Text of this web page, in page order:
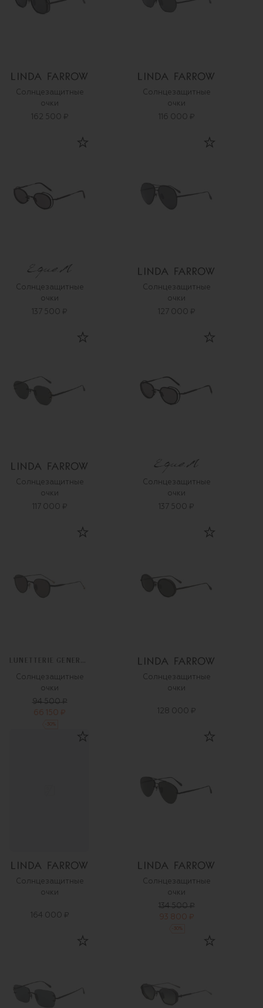
Солнцезащитные
очки
162 500 ₽
Солнцезащитные
очки
116 000 ₽
Солнцезащитные
очки
137 500 ₽
Солнцезащитные
очки
127 000 ₽
Солнцезащитные
очки
117 000 ₽
Солнцезащитные
очки
137 500 ₽
Солнцезащитные
очки
94 500 ₽
66 150 ₽
%
Солнцезащитные
очки
128 000 ₽
Солнцезащитные
очки
164 000 ₽
Солнцезащитные
очки
134 500 ₽
93 800 ₽
%